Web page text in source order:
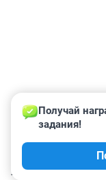
Получай
задания!